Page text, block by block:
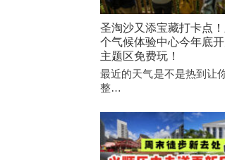
圣淘沙又添宝藏打卡点
个气候体验中心今年底
主题区免费玩！
最近的天气是不是热到让
整…